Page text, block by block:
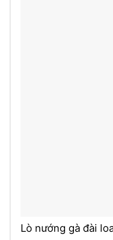
Lò nướng gà đài